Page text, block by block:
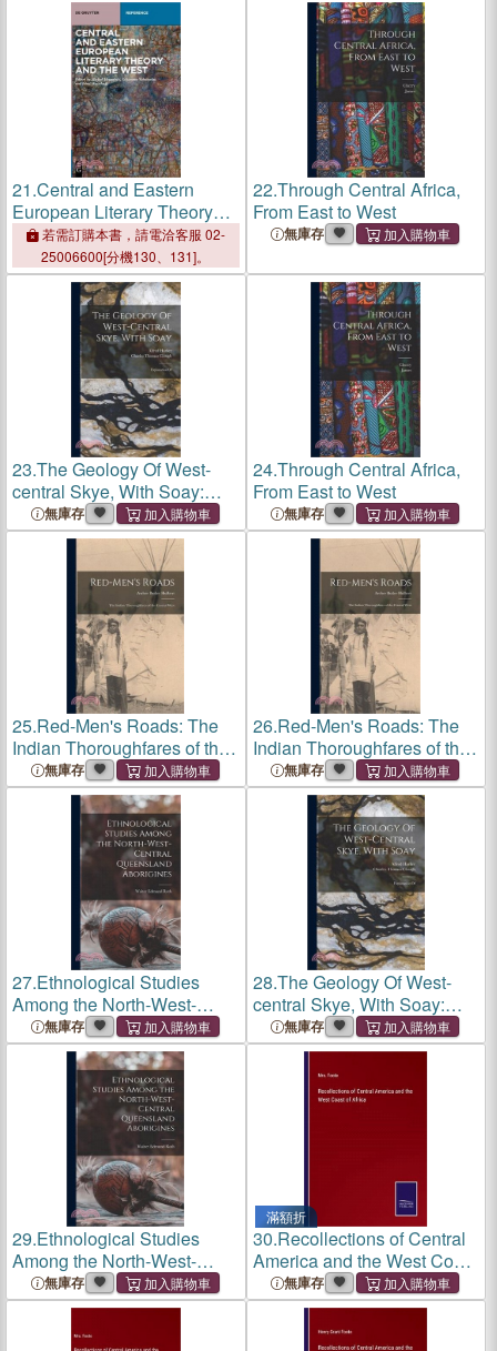
21.Central and Eastern
European Literary Theory
and the West
若需訂購本書，請電洽客服 02-
25006600[分機130、131]。
22.Through Central Africa,
From East to West
無庫存
23.The Geology Of West-
central Skye, With Soay:
Explanation Of
無庫存
24.Through Central Africa,
From East to West
無庫存
25.Red-Men's Roads: The
Indian Thoroughfares of the
Central West
無庫存
26.Red-Men's Roads: The
Indian Thoroughfares of the
Central West
無庫存
27.Ethnological Studies
Among the North-West-
Central Queensland
Aborigines
無庫存
28.The Geology Of West-
central Skye, With Soay:
Explanation Of
無庫存
29.Ethnological Studies
Among the North-West-
Central Queensland
Aborigines
無庫存
滿額折
30.Recollections of Central
America and the West Coast
of Africa
無庫存